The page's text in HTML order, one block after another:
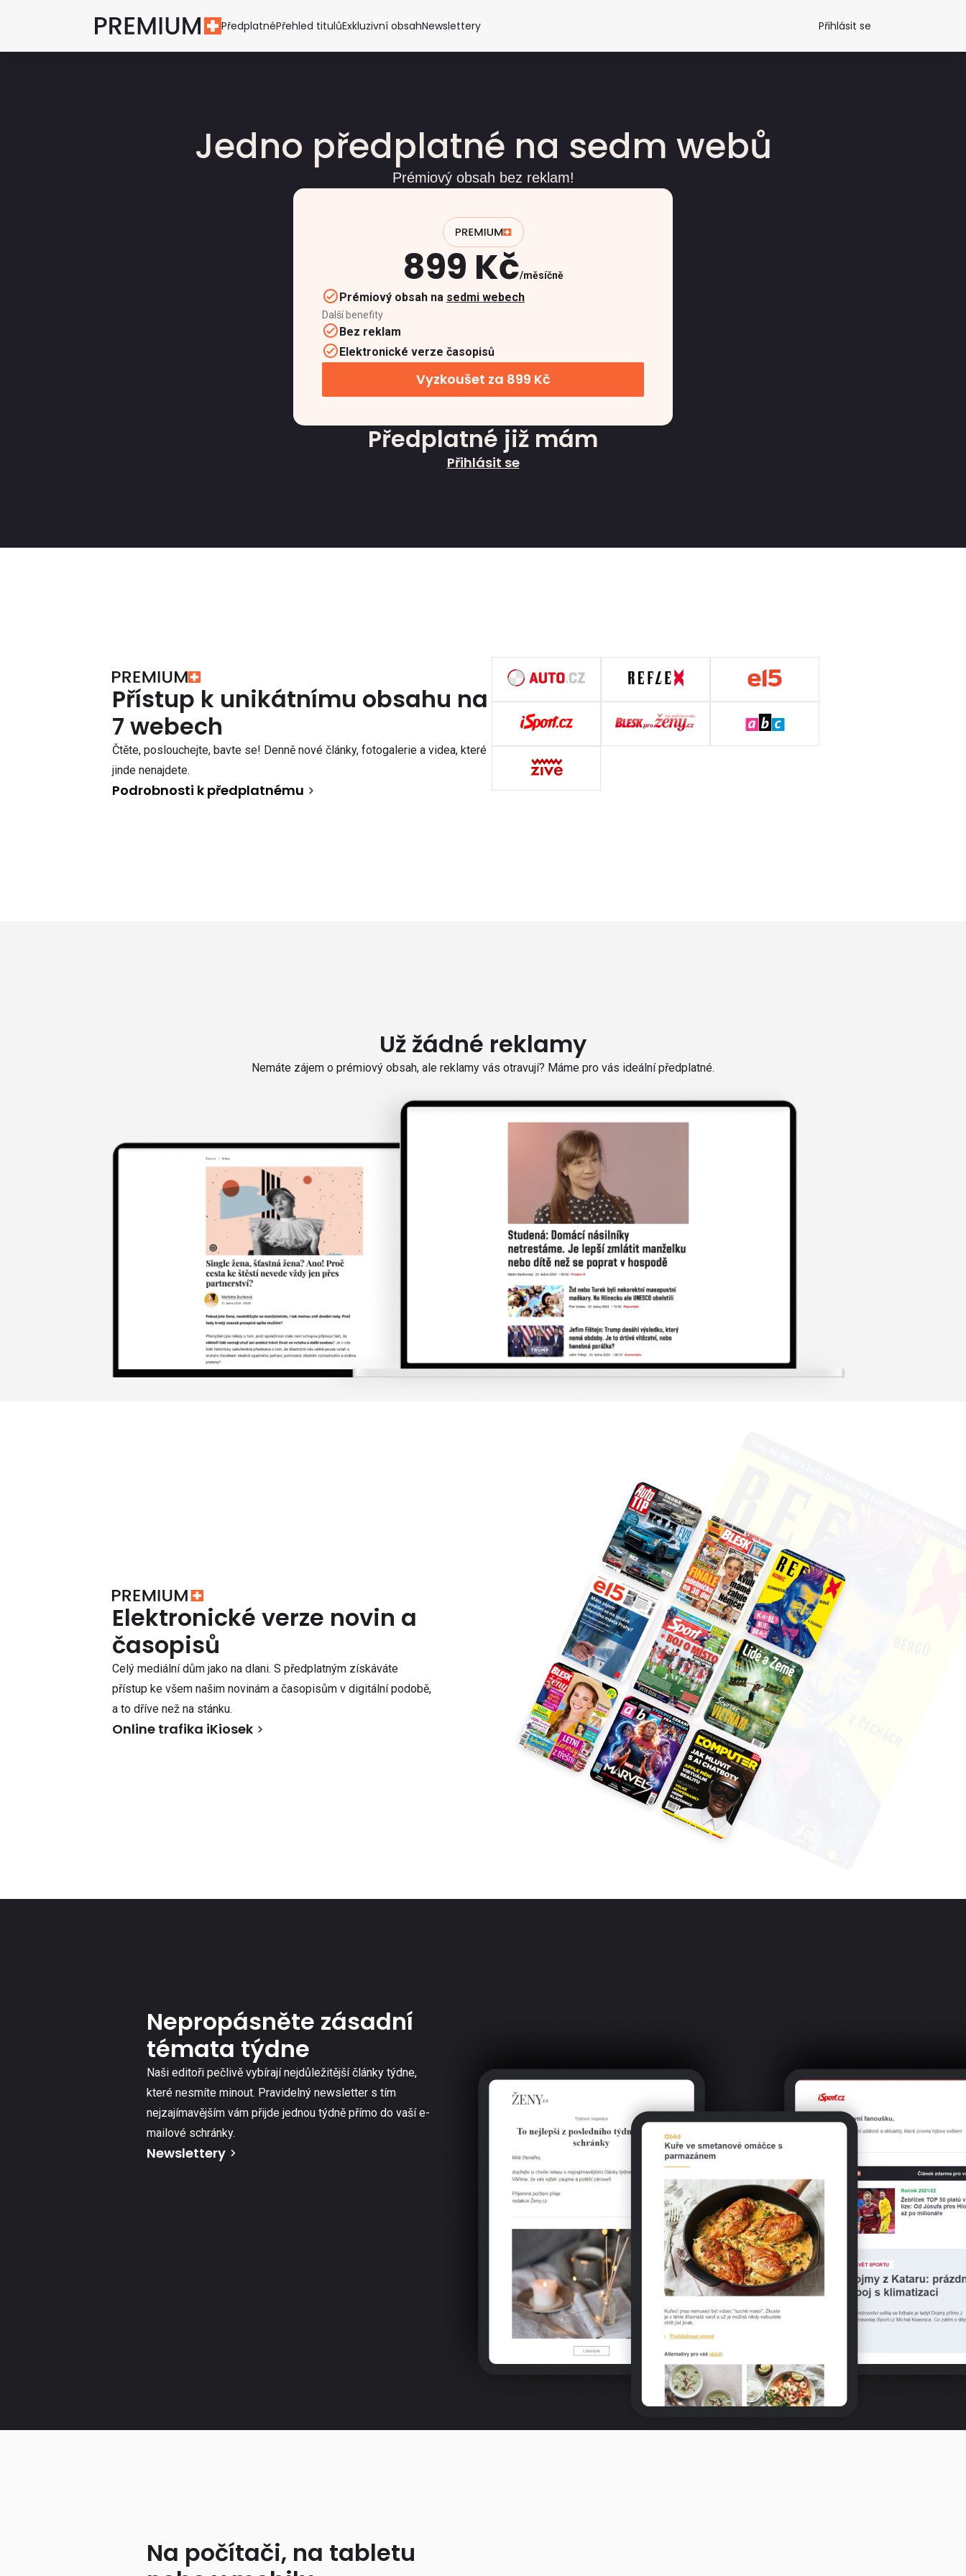
PředplatnéPřehled titulůExkluzivní obsahNewslettery Přihlásit se
Jedno předplatné na sedm webů
Prémiový obsah bez reklam!
899 Kč měsíčně
Prémiový obsah na sedmi webech
Další benefity
Bez reklam
Elektronické verze časopisů
Vyzkoušet za 899 Kč
Předplatné již mám
Přihlásit se
Přístup k unikátnímu obsahu na
7 webech
Čtěte, poslouchejte, bavte se! Denně nové články, fotogalerie a videa, které
jinde nenajdete.
Podrobnosti k předplatnému
Už žádné reklamy
Nemáte zájem o prémiový obsah, ale reklamy vás otravují? Máme pro vás ideální předplatné.
Elektronické verze novin a
časopisů
Celý mediální dům jako na dlani. S předplatným získáváte
přístup ke všem našim novinám a časopisům v digitální podobě,
a to dříve než na stánku.
Online trafika iKiosek
Nepropásněte zásadní
témata týdne
Naši editoři pečlivě vybírají nejdůležitější články týdne,
které nesmíte minout. Pravidelný newsletter s tím
nejzajímavějším vám přijde jednou týdně přímo do vaší e-
mailové schránky.
Newslettery
Na počítači, na tabletu